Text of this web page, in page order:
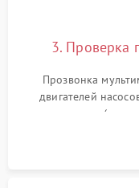
3. Проверка
Прозвонка
двигателей
прессостата
концевика дверцы